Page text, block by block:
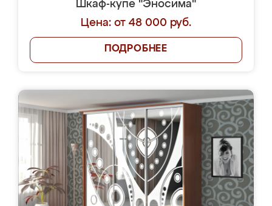
Шкаф-купе "Эносима"
Цена: от 48 000 руб.
ПОДРОБНЕЕ